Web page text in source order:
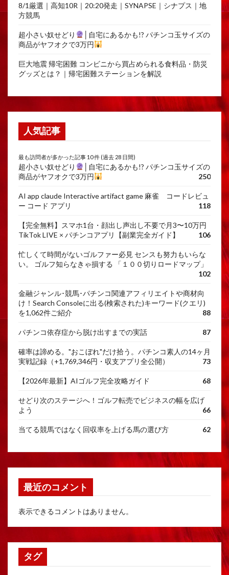
8/1厳選｜高知10R｜20:20発走｜SYNAPSE｜シナプス｜地
方競馬
超小さい奴せどり
│自宅にあるかも!? パチンコ玉サイズの
商品がヤフオクで3万円
巨大地震 帰宅困難 コンビニから買占められる食料品・防災
グッズとは？｜帰宅困難ステーションを解説
人気記事
最も訪問者が多かった記事 10 件 (過去 28 日間)
超小さい奴せどり
│自宅にあるかも!? パチンコ玉サイズの
商品がヤフオクで3万円
250
AI app claude Interactive artifact game 麻雀 コードレビュ
ー コード アプリ
118
【完全無料】スマホ1台・顔出し声出し不要で月3〜10万円
TikTok LIVE × パチンコアプリ【副業完全ガイド】
106
忙しくて時間がないゴルファー必見 センスも努力もいらな
い。 ゴルフ知らなきゃ損する 「１００切りロードマップ」
102
金融ジャンル･競馬･パチンコ関連アフィリエイトや商材向
け！Search Consoleに出る(検索された)キーワード(クエリ)
を1,062件ご紹介
88
パチンコ依存症から脱け出すまでの実話 87
確率は諦める。"おこぼれ"だけ拾う。パチンコ素人の14ヶ月
実戦記録（+1,769,346円・収支アプリ全公開）
73
【2026年最新】AIゴルフ完全攻略ガイド 68
せどり次のステージへ！ゴルフ転売でビジネスの幅を広げ
よう
66
当てる競馬ではなく回収率を上げる馬の選び方 62
最近のコメント
表示できるコメントはありません。
タグ